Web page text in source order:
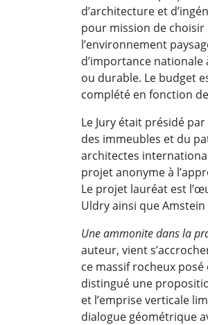
d’architecture et
pour mission de choisir
l’environnement
d’importance
ou durable. Le budget
complété en fonction
Le Jury était présidé
des immeubles et du
architectes
projet anonyme à
Le projet lauréat est
Uldry ainsi que
Une ammonite dans la
auteur, vient
ce massif rocheux posé
distingué une
et l’emprise verticale
dialogue géométrique